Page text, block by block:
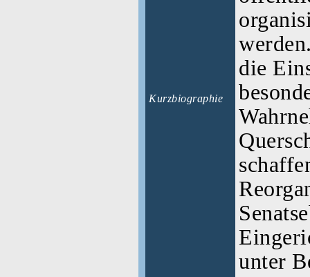
Kurzbiographie
die
unter